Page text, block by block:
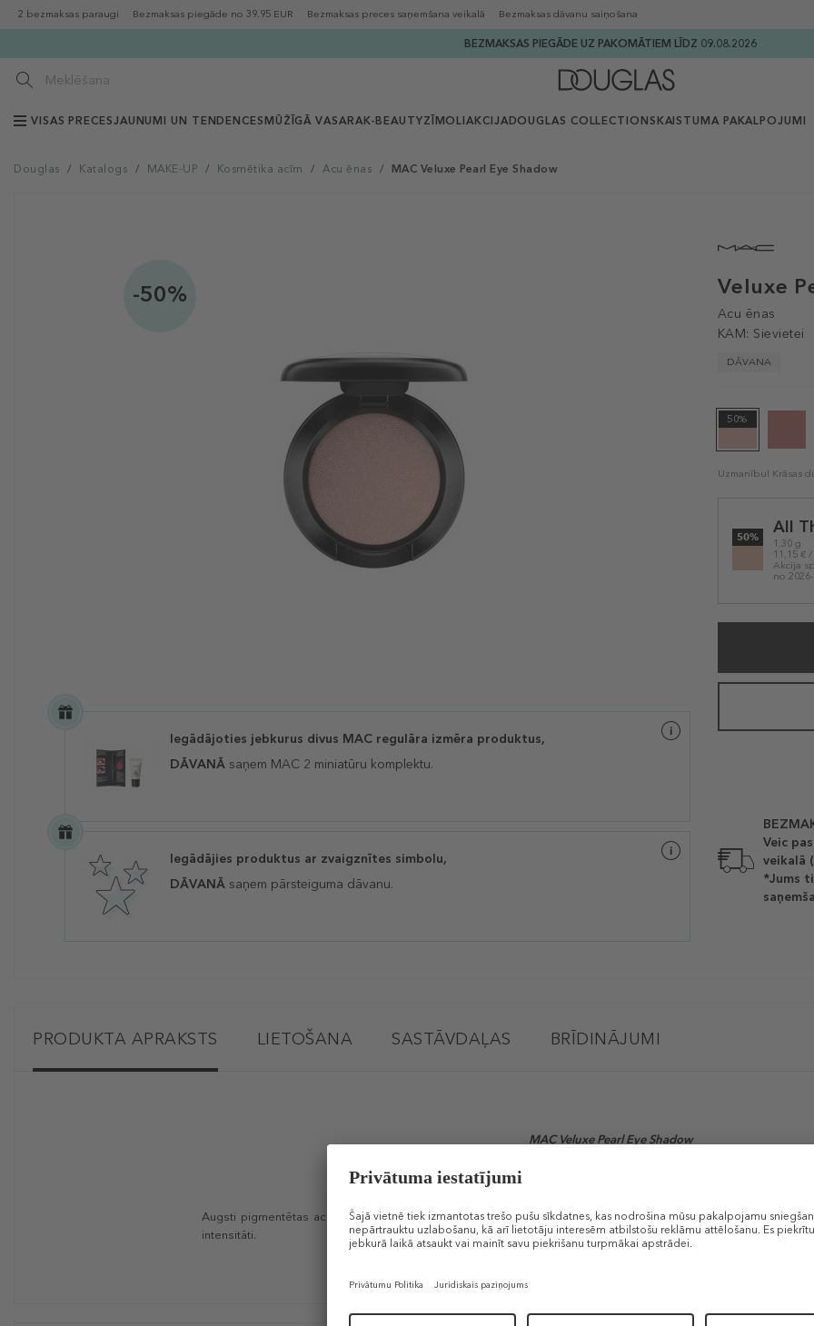
2 bezmaksas paraugi Bezmaksas piegāde no 39.95 EUR Bezmaksas preces saņemšana veikalā Bezmaksas dāvanu saiņošana
BEZMAKSAS PIEGĀDE UZ PAKOMĀTIEM LĪDZ 09.08.2026
VISAS PRECESJAUNUMI UN TENDENCES MŪŽĪGĀ VASARAK-BEAUTYZĪMOLIAKCIJADOUGLAS COLLECTION SKAISTUMA PAKALPOJUMI
Douglas / Katalogs / MAKE-UP / Kosmētika acīm / Acu ēnas / MAC Veluxe Pearl Eye Shadow
-50% Veluxe
Acu ēnas
KAM: Sievietei
DĀVANA
50%
Uzmanību! Krāsas
variation
50% All
1.30 g
11,15 €
Akcija
no
Veic
veikalā
*Jums
Iegādājoties jebkurus divus MAC regulāra izmēra produktus,
DĀVANĀ saņem MAC 2 miniatūru komplektu.
Iegādājies produktus ar zvaigznītes simbolu,
DĀVANĀ saņem pārsteiguma dāvanu.
PRODUKTA APRAKSTS LIETOŠANA SASTĀVDAĻAS BRĪDINĀJUMI
MAC Veluxe Pearl Eye Shadow
Augsti pigmentētas acu ēnas, kas gludi klājas un viegli jaucas ar citiem toņiem. Ēnas var klāt gan sausas,
intensitāti.